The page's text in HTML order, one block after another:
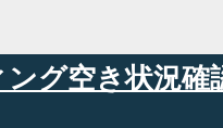
グ空き状況確